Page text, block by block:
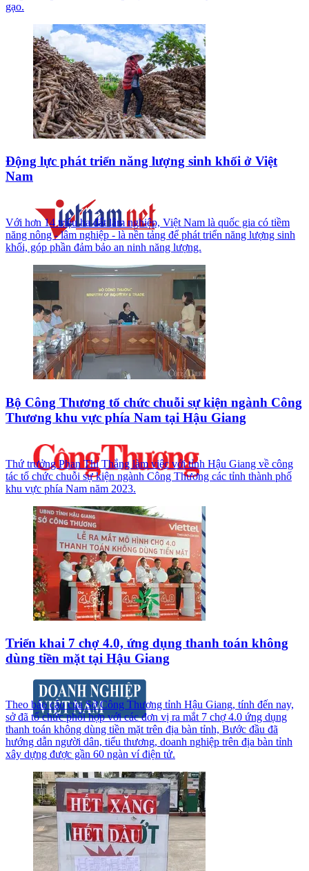
gạo.
Động lực phát triển năng lượng sinh khối ở Việt
Nam
Với hơn 14 triệu ha đất lâm nghiệp, Việt Nam là quốc gia có tiềm
năng nông - lâm nghiệp - là nền tảng để phát triển năng lượng sinh
khối, góp phần đảm bảo an ninh năng lượng.
Bộ Công Thương tổ chức chuỗi sự kiện ngành Công
Thương khu vực phía Nam tại Hậu Giang
Thứ trưởng Phan Thị Thắng làm việc với tỉnh Hậu Giang về công
tác tổ chức chuỗi sự kiện ngành Công Thương các tỉnh thành phố
khu vực phía Nam năm 2023.
Triển khai 7 chợ 4.0, ứng dụng thanh toán không
dùng tiền mặt tại Hậu Giang
Theo báo cáo của Sở Công Thương tỉnh Hậu Giang, tính đến nay,
sở đã tổ chức phối hợp với các đơn vị ra mắt 7 chợ 4.0 ứng dụng
thanh toán không dùng tiền mặt trên địa bàn tỉnh, Bước đầu đã
hướng dẫn người dân, tiểu thương, doanh nghiệp trên địa bàn tỉnh
xây dựng được gần 60 ngàn ví điện tử.